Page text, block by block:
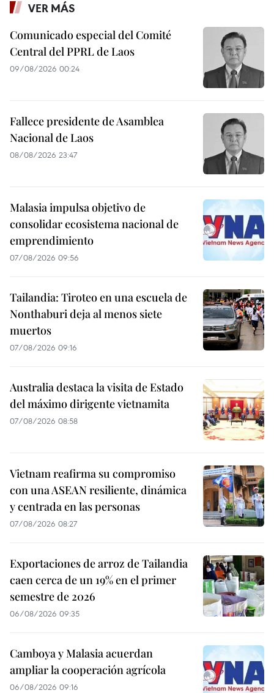
VER MÁS
Comunicado especial del Comité
Central del PPRL de Laos
09/08/2026 00:24
Fallece presidente de Asamblea
Nacional de Laos
08/08/2026 23:47
Malasia impulsa objetivo de
consolidar ecosistema nacional de
emprendimiento
07/08/2026 09:56
Tailandia: Tiroteo en una escuela de
Nonthaburi deja al menos siete
muertos
07/08/2026 09:16
Australia destaca la visita de Estado
del máximo dirigente vietnamita
07/08/2026 08:58
Vietnam reafirma su compromiso
con una ASEAN resiliente, dinámica
y centrada en las personas
07/08/2026 08:27
Exportaciones de arroz de Tailandia
caen cerca de un 19% en el primer
semestre de 2026
06/08/2026 09:35
Camboya y Malasia acuerdan
ampliar la cooperación agrícola
06/08/2026 09:16